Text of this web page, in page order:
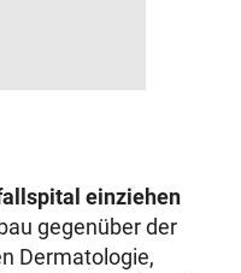
einziehen
gegenüber der
Dermatologie,